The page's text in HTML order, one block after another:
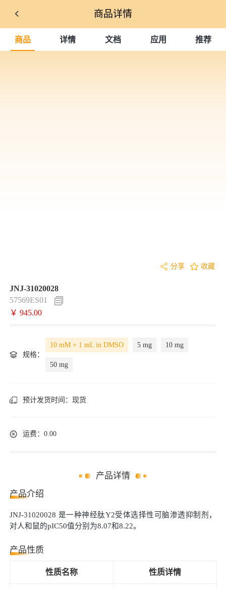
商品详情
商品 详情 文档 应用 推荐
分享 收藏
JNJ-31020028
57569ES01
￥ 945.00
规格：
10 mM × 1 mL in DMSO 5 mg 10 mg
50 mg
预计发货时间： 现货
运费：0.00
产品详情
产品介绍
JNJ-31020028 是一种神经肽Y2受体选择性可脑渗透抑制剂，
对人和鼠的pIC50值分别为8.07和8.22。
产品性质
性质名称 性质详情